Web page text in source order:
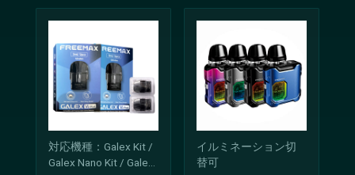
対応機種：Galex Kit /
Galex Nano Kit / Galex
イルミネーション切
替可